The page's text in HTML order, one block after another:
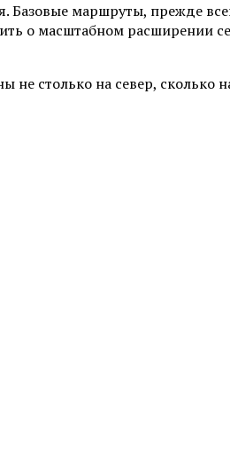
Базовые маршруты, прежде
о масштабном расширении
не столько на север,